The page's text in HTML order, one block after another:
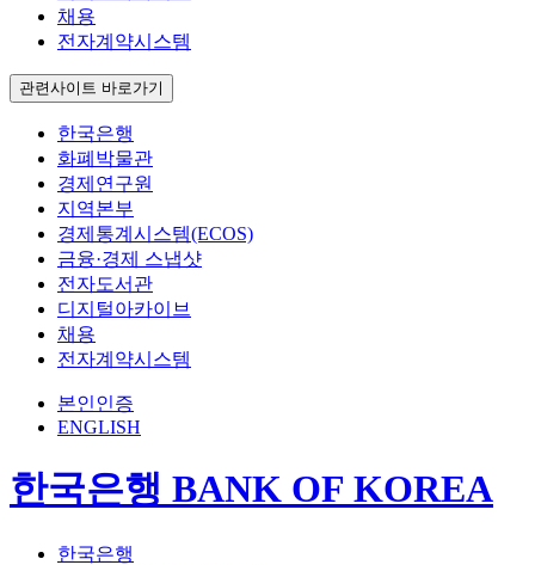
채용
전자계약시스템
관련사이트 바로가기
한국은행
화폐박물관
경제연구원
지역본부
경제통계시스템(ECOS)
금융·경제 스냅샷
전자도서관
디지털아카이브
채용
전자계약시스템
본인인증
ENGLISH
한국은행 BANK OF KOREA
한국은행